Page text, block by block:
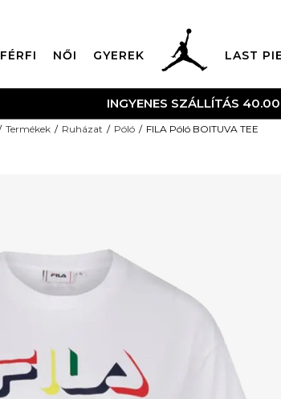
FÉRFI NŐI GYEREK LAST
INGYENES SZÁLLÍTÁS
Termékek Ruházat Póló FILA Póló BOITUVA TEE